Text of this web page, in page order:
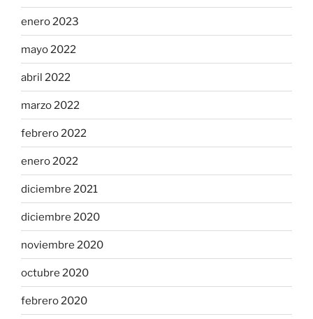
enero 2023
mayo 2022
abril 2022
marzo 2022
febrero 2022
enero 2022
diciembre 2021
diciembre 2020
noviembre 2020
octubre 2020
febrero 2020